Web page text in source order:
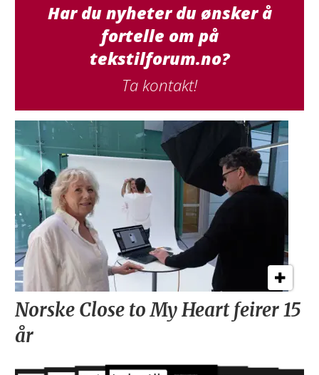
Har du nyheter du ønsker å
fortelle om på
tekstilforum.no?
Ta kontakt!
Norske Close to My Heart feirer 15
år